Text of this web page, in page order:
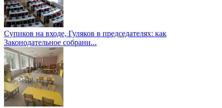
Супиков на входе, Гуляков в председателях: как
Законодательное собрани...